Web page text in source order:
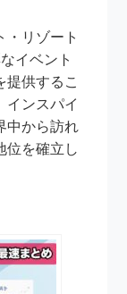
・リゾート
イベント
提供するこ
インスパイ
中から訪れ
位を確立し